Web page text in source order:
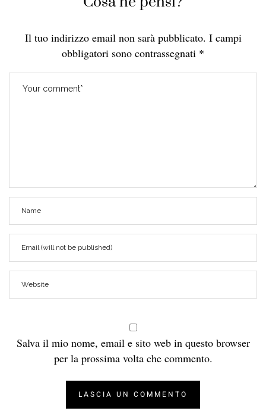
Il tuo indirizzo email non sarà pubblicato. I campi
obbligatori sono contrassegnati *
Salva il mio nome, email e sito web in questo browser
per la prossima volta che commento.